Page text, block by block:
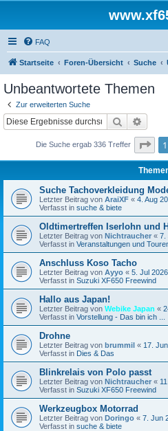
FAQ
Startseite Foren-Übersicht Suche
Unbeantwortete Themen
Zur erweiterten Suche
Suche
Die Suche ergab 336 Treffer Seite
1
Suche Tachoverkleidung
Letzter Beitrag von AraiXF « 4. Aug
Verfasst in suche & biete
Oldtimertreffen Iserlohn und
Letzter Beitrag von Nichtraucher « 7.
Verfasst in Veranstaltungen und
Anschluss Koso Tacho
Letzter Beitrag von Ayyo « 5. Jul
Verfasst in Suzuki XF650 Freewind
Hallo aus Japan!
Letzter Beitrag von Webike Japan «
Verfasst in Vorstellung - Das bin ich ...
Drohne
Letzter Beitrag von brummil « 17.
Verfasst in Dies & Das
Blinkrelais von Polo passt
Letzter Beitrag von Nichtraucher «
Verfasst in Suzuki XF650 Freewind
Werkzeugbox Motorrad
Letzter Beitrag von Doringo « 7. Jun
Verfasst in suche & biete